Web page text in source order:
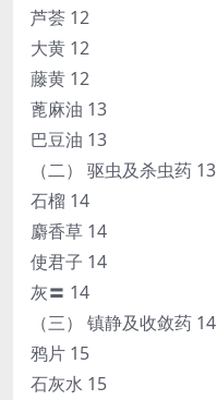
芦荟 12
大黄 12
藤黄 12
蓖麻油 13
巴豆油 13
（二） 驱虫及杀虫药 13
石榴 14
麝香草 14
使君子 14
灰〓 14
（三） 镇静及收敛药 14
鸦片 15
石灰水 15